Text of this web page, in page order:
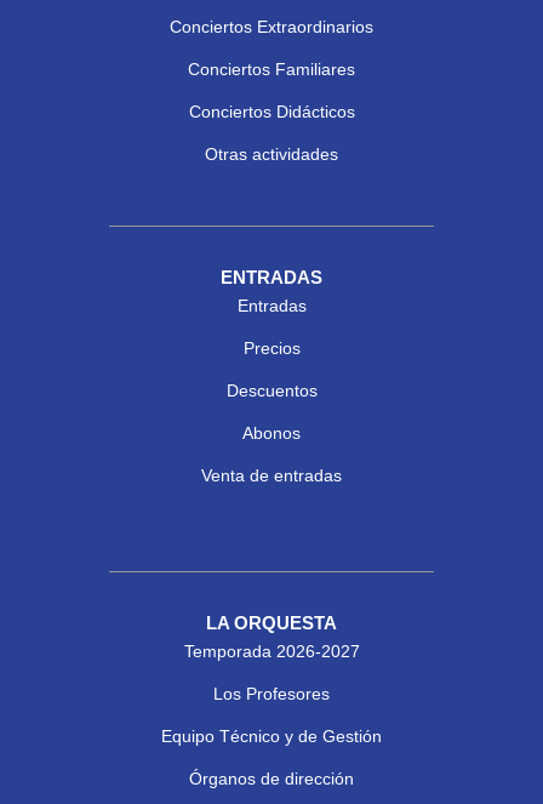
Conciertos Extraordinarios
Conciertos Familiares
Conciertos Didácticos
Otras actividades
ENTRADAS
Entradas
Precios
Descuentos
Abonos
Venta de entradas
LA ORQUESTA
Temporada 2026-2027
Los Profesores
Equipo Técnico y de Gestión
Órganos de dirección